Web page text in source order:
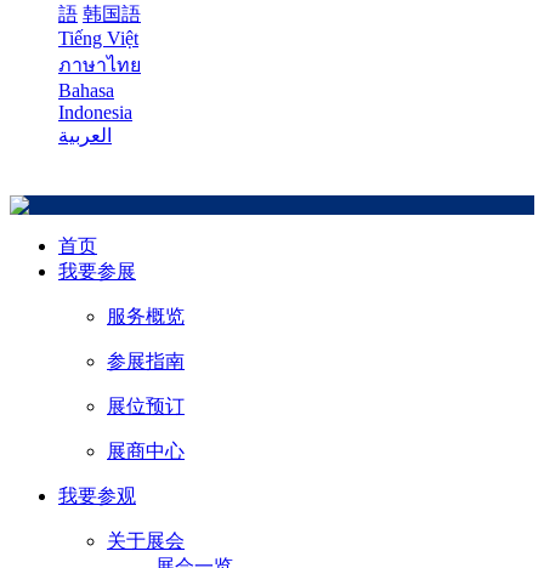
語 韩国語
Tiếng Việt
ภาษาไทย
Bahasa
Indonesia
العربية
首页
我要参展
服务概览
参展指南
展位预订
展商中心
我要参观
关于展会